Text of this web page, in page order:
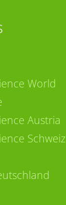
World
Austria
Schweiz